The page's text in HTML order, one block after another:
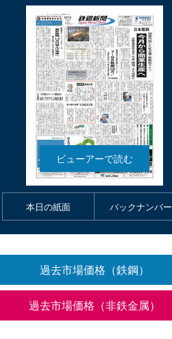
本日の紙面 バックナンバー
過去市場価格（鉄鋼）
過去市場価格（非鉄金属）